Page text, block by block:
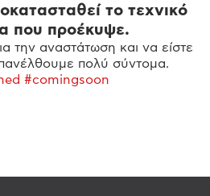
το τεχνικό
που προέκυψε.
την αναστάτωση και να είστε
πολύ σύντομα.
#comingsoon